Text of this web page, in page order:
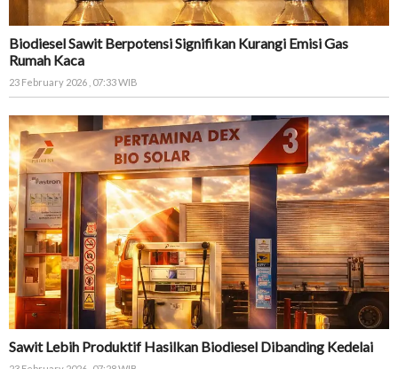
Biodiesel Sawit Berpotensi Signifikan Kurangi Emisi Gas
Rumah Kaca
23 February 2026 , 07:33 WIB
Sawit Lebih Produktif Hasilkan Biodiesel Dibanding Kedelai